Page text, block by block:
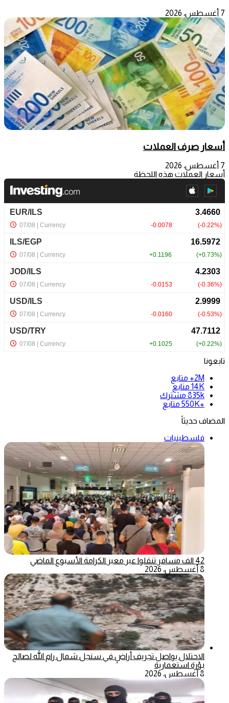
7 أغسطس، 2026
أسعار صرف العملات
7 أغسطس، 2026
أسعار العملات هذه اللحظة
تابعونا
2M+
متابع
14K متابع
835k مشترك
+550K
متابع
المضاف حديثاً
فلسطينيات
42 الف مسافر تنقلوا عبر معبر الكرامة الأسبوع الماضي
8 أغسطس، 2026
الاحتلال يواصل تجريف أراضٍ في سنجل شمال رام الله لصالح
بؤرة استعمارية
8 أغسطس، 2026